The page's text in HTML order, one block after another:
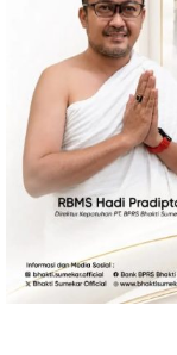
©
Copyright
2026
News
Indonesia
.
All
Right